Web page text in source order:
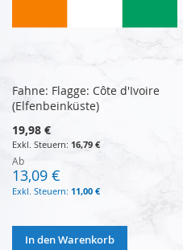
Fahne: Flagge: Côte d'Ivoire
(Elfenbeinküste)
19,98 €
16,79 €
Ab
13,09 €
11,00 €
In den Warenkorb